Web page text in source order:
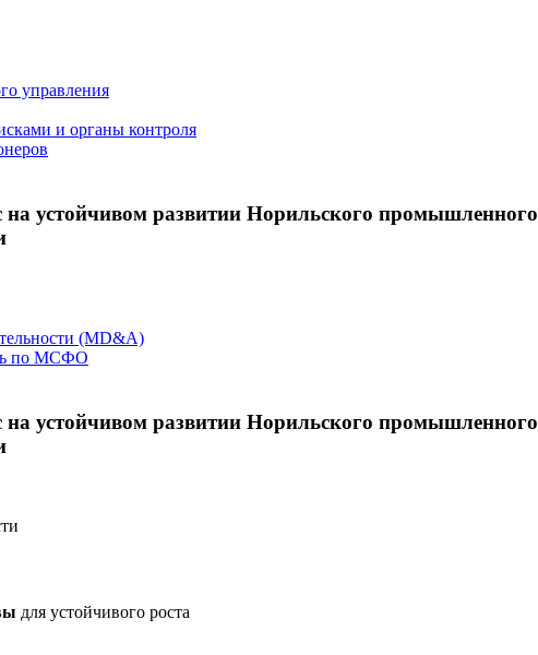
управления
и органы контроля
устойчивом развитии Норильского
(MD&A)
по МСФО
устойчивом развитии Норильского
для устойчивого роста